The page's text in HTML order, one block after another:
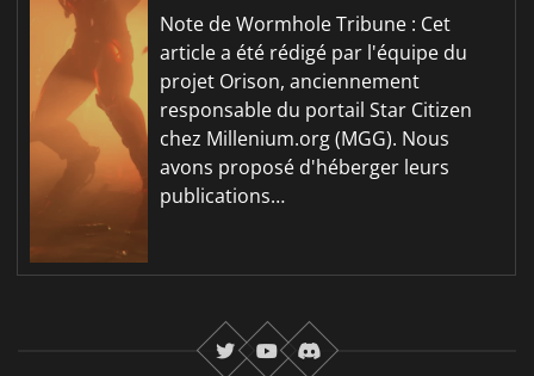
Note de Wormhole Tribune : Cet
article a été rédigé par l'équipe du
projet Orison, anciennement
responsable du portail Star Citizen
chez Millenium.org (MGG). Nous
avons proposé d'héberger leurs
publications…
twitteryoutubeDiscord